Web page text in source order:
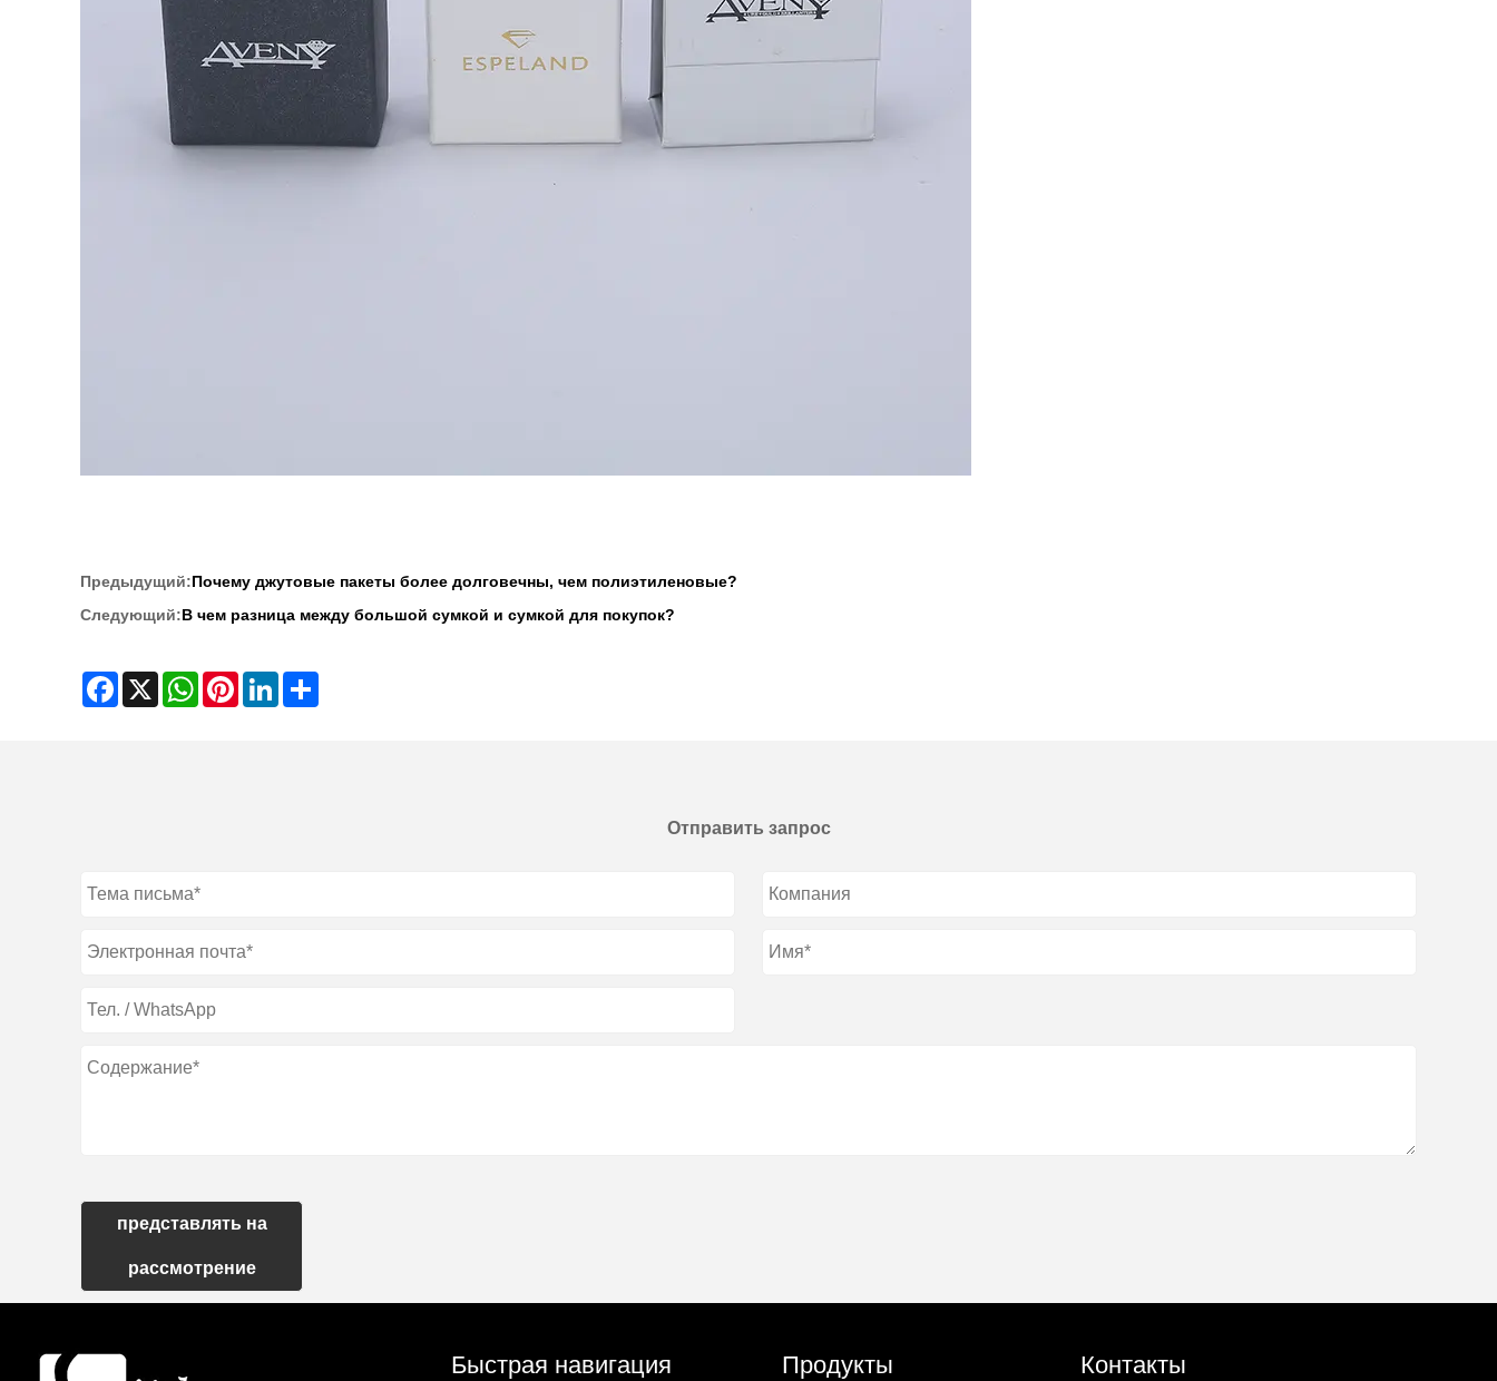
Предыдущий:Почему джутовые пакеты более долговечны, чем полиэтиленовые?
Следующий:В чем разница между большой сумкой и сумкой для покупок?
Facebook
X WhatsAppPinterestLinkedIn
Отправить запрос
представлять на
рассмотрение
Быстрая навигация Продукты Контакты